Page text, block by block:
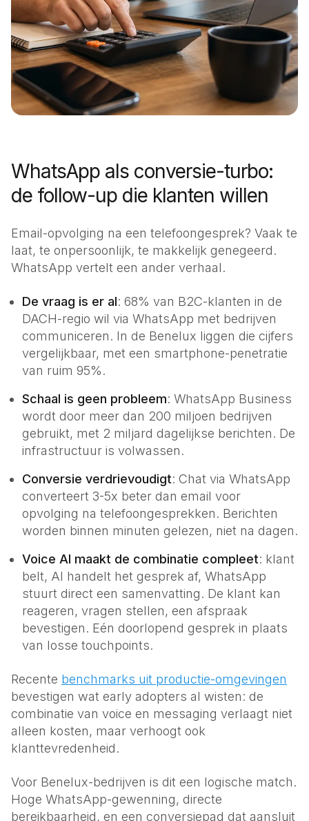
WhatsApp als conversie-turbo:
de follow-up die klanten willen
Email-opvolging na een telefoongesprek? Vaak te
laat, te onpersoonlijk, te makkelijk genegeerd.
WhatsApp vertelt een ander verhaal.
De vraag is er al: 68% van B2C-klanten in de
DACH-regio wil via WhatsApp met bedrijven
communiceren. In de Benelux liggen die cijfers
vergelijkbaar, met een smartphone-penetratie
van ruim 95%.
Schaal is geen probleem: WhatsApp Business
wordt door meer dan 200 miljoen bedrijven
gebruikt, met 2 miljard dagelijkse berichten. De
infrastructuur is volwassen.
Conversie verdrievoudigt: Chat via WhatsApp
converteert 3-5x beter dan email voor
opvolging na telefoongesprekken. Berichten
worden binnen minuten gelezen, niet na dagen.
Voice AI maakt de combinatie compleet: klant
belt, AI handelt het gesprek af, WhatsApp
stuurt direct een samenvatting. De klant kan
reageren, vragen stellen, een afspraak
bevestigen. Eén doorlopend gesprek in plaats
van losse touchpoints.
Recente benchmarks uit productie-omgevingen
bevestigen wat early adopters al wisten: de
combinatie van voice en messaging verlaagt niet
alleen kosten, maar verhoogt ook
klanttevredenheid.
Voor Benelux-bedrijven is dit een logische match.
Hoge WhatsApp-gewenning, directe
bereikbaarheid, en een conversiepad dat aansluit